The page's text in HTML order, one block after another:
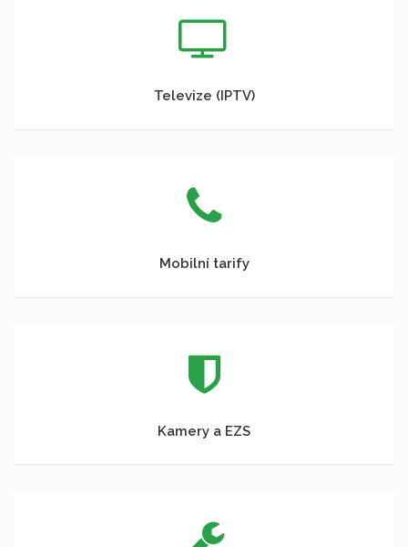
Televize (IPTV)
Mobilní tarify
Kamery a EZS